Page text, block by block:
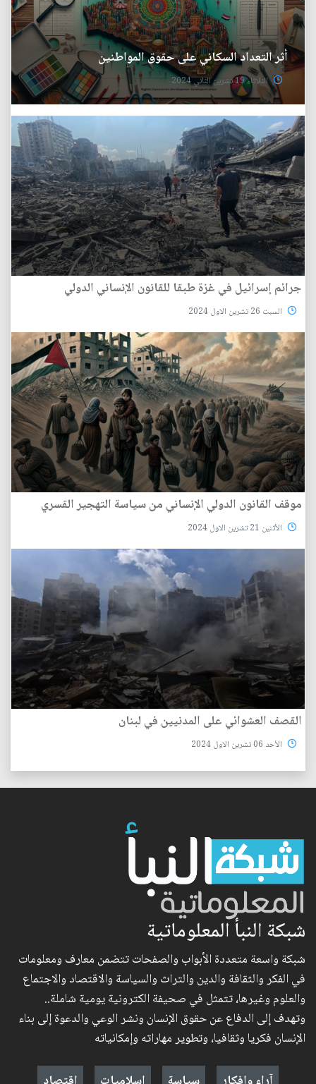
أثر التعداد السكاني على حقوق المواطنين
الثلاثاء 19 تشرين الثاني 2024
جرائم إسرائيل في غزة طبقا للقانون الإنساني الدولي
السبت 26 تشرين الاول 2024
موقف القانون الدولي الإنساني من سياسة التهجير القسري
الأثنين 21 تشرين الاول 2024
القصف العشوائي على المدنيين في لبنان
الأحد 06 تشرين الاول 2024
شبكة النبأ المعلوماتية
شبكة واسعة متعددة الأبواب والصفحات تتضمن معارف ومعلومات
في الفكر والثقافة والدين والتراث والسياسة والاقتصاد والاجتماع
والعلوم وغيرها، تتمثل في صحيفة الكترونية يومية شاملة..
وتهدف إلى الدفاع عن حقوق الإنسان ونشر الوعي والدعوة إلى بناء
الإنسان فكريا وثقافيا، وتطوير مهاراته وإمكانياته